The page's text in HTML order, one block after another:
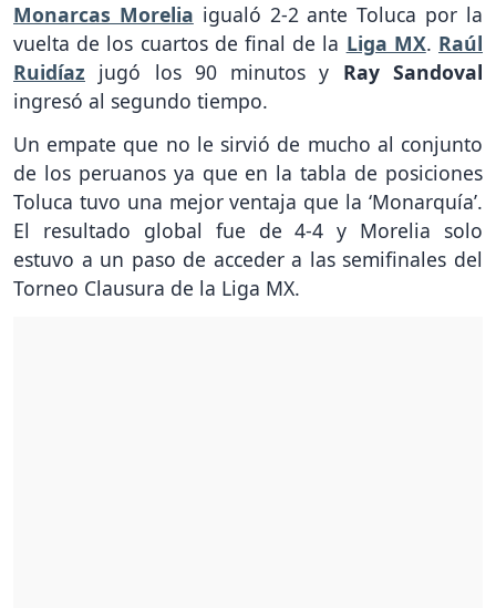
Monarcas Morelia igualó 2-2 ante Toluca por la
vuelta de los cuartos de final de la Liga MX. Raúl
Ruidíaz jugó los 90 minutos y Ray Sandoval
ingresó al segundo tiempo.
Un empate que no le sirvió de mucho al conjunto
de los peruanos ya que en la tabla de posiciones
Toluca tuvo una mejor ventaja que la ‘Monarquía’.
El resultado global fue de 4-4 y Morelia solo
estuvo a un paso de acceder a las semifinales del
Torneo Clausura de la Liga MX.